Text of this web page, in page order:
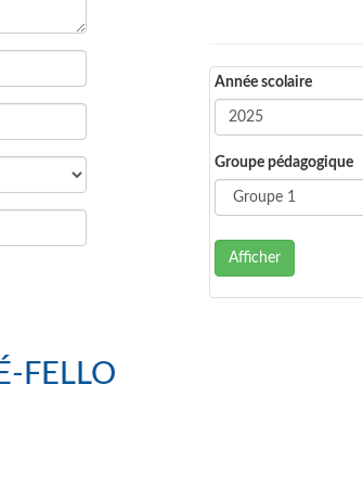
Année scolaire
Groupe pédagogique
Afficher
FELLO